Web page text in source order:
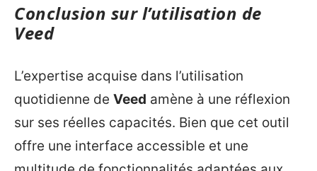
Conclusion sur l’utilisation de
Veed
L’expertise acquise dans l’utilisation
quotidienne de Veed amène à une réflexion
sur ses réelles capacités. Bien que cet outil
offre une interface accessible et une